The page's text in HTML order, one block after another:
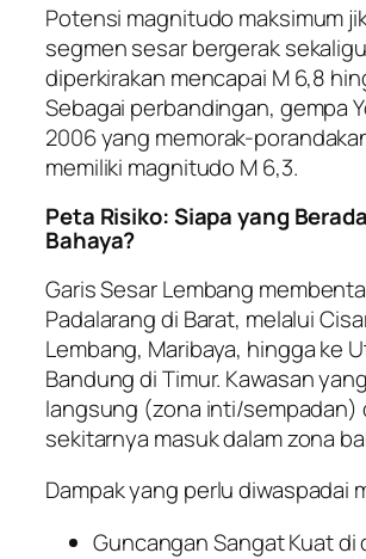
Potensi magnitudo maksimum
segmen sesar bergerak
diperkirakan mencapai M 6,8
Sebagai perbandingan, gempa
2006 yang memorak-
memiliki magnitudo M 6,3.
Peta Risiko: Siapa yang
Bahaya?
Garis Sesar Lembang
Padalarang di Barat, melalui
Lembang, Maribaya, hingga ke
Bandung di Timur. Kawasan
langsung (zona inti/sempadan)
sekitarnya masuk dalam zona
Dampak yang perlu diwaspadai
Guncangan Sangat Kuat di